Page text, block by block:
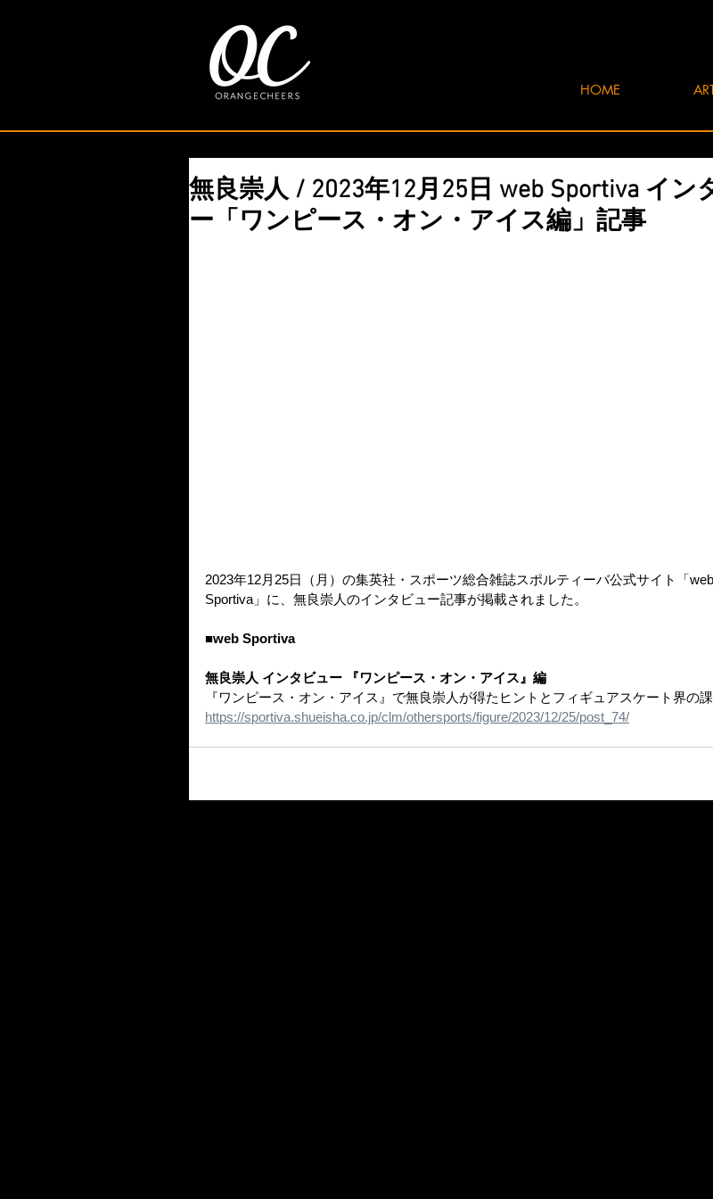
HOME
無良崇人 / 2023年12月25日 web Sportiva イン
ー「ワンピース・オン・アイス編」記事
2023年12月25日（月）の集英社・スポーツ総合雑誌スポルティーバ公式サイト「web
Sportiva」に、無良崇人のインタビュー記事が掲載されました。
■web Sportiva
無良崇人 インタビュー 『ワンピース・オン・アイス』編
『ワンピース・オン・アイス』で無良崇人が得たヒントとフィギュアスケート界の
https://sportiva.shueisha.co.jp/clm/othersports/figure/2023/12/25/post_74/